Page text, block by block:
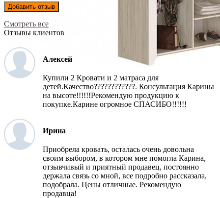
Добавить отзыв
Смотреть все
Отзывы клиентов
Алексей
Купили 2 Кровати и 2 матраса для
детей.Качество????????????. Консультация Карины
на высоте!!!!!!Рекомендую продукцию к
покупке.Карине огромное СПАСИБО!!!!!!
Ирина
Приобрела кровать, осталась очень довольна
своим выбором, в котором мне помогла Карина,
отзывчивый и приятный продавец, постоянно
держала связь со мной, все подробно рассказала,
подобрала. Цены отличные. Рекомендую
продавца!